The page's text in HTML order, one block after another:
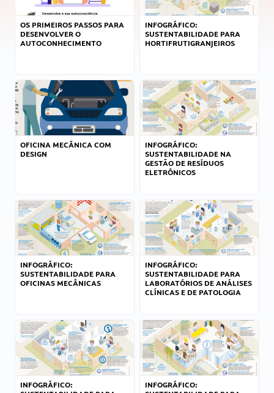
OS PRIMEIROS PASSOS PARA
DESENVOLVER O
AUTOCONHECIMENTO
INFOGRÁFICO:
SUSTENTABILIDADE PARA
HORTIFRUTIGRANJEIROS
OFICINA MECÂNICA COM
DESIGN
INFOGRÁFICO:
SUSTENTABILIDADE NA
GESTÃO DE RESÍDUOS
ELETRÔNICOS
INFOGRÁFICO:
SUSTENTABILIDADE PARA
OFICINAS MECÂNICAS
INFOGRÁFICO:
SUSTENTABILIDADE PARA
LABORATÓRIOS DE ANÁLISES
CLÍNICAS E DE PATOLOGIA
INFOGRÁFICO:
INFOGRÁFICO: